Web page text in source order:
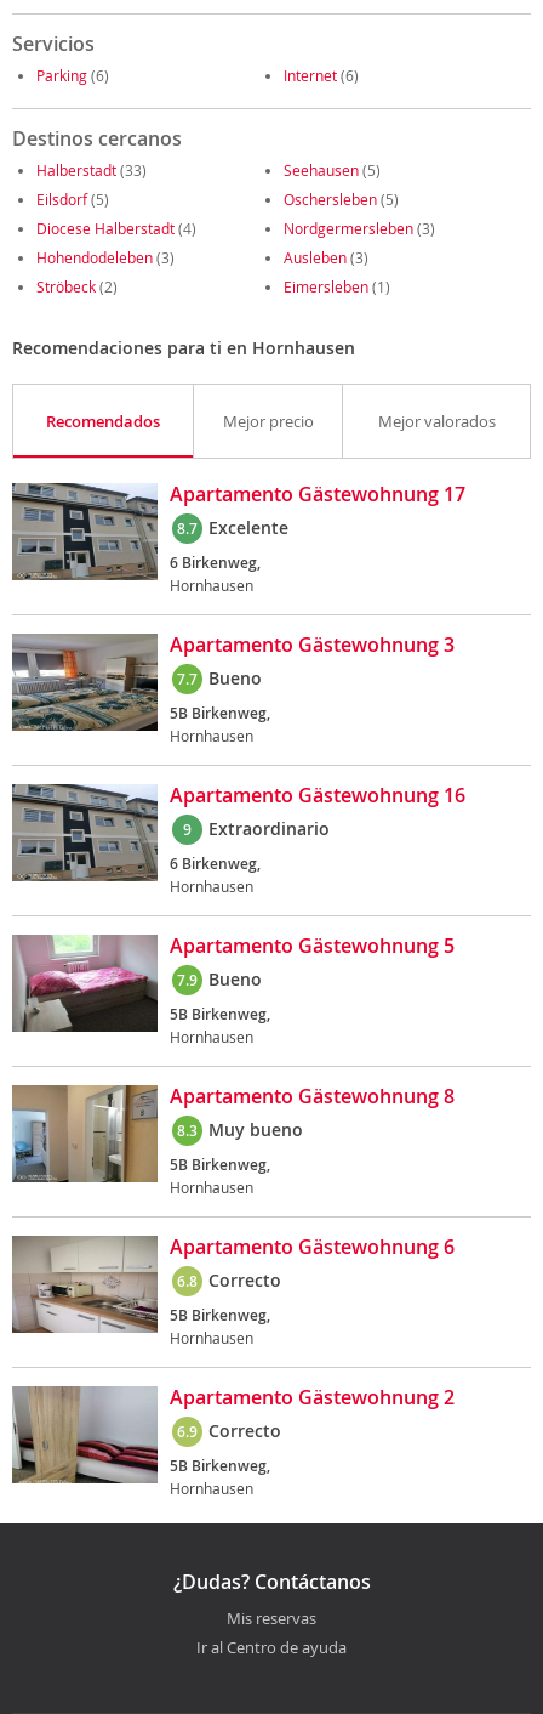
Servicios
Parking(6) Internet(6)
Destinos cercanos
Halberstadt(33) Seehausen(5)
Eilsdorf(5) Oschersleben(5)
Diocese Halberstadt(4) Nordgermersleben(3)
Hohendodeleben(3) Ausleben(3)
Ströbeck(2) Eimersleben(1)
Recomendaciones para ti en Hornhausen
Recomendados Mejor precio Mejor valorados
Apartamento Gästewohnung 17
8.7 Excelente
6 Birkenweg,
Hornhausen
Apartamento Gästewohnung 3
7.7 Bueno
5B Birkenweg,
Hornhausen
Apartamento Gästewohnung 16
9 Extraordinario
6 Birkenweg,
Hornhausen
Apartamento Gästewohnung 5
7.9 Bueno
5B Birkenweg,
Hornhausen
Apartamento Gästewohnung 8
8.3 Muy bueno
5B Birkenweg,
Hornhausen
Apartamento Gästewohnung 6
6.8 Correcto
5B Birkenweg,
Hornhausen
Apartamento Gästewohnung 2
6.9 Correcto
5B Birkenweg,
Hornhausen
¿Dudas? Contáctanos
Mis reservas
Ir al Centro de ayuda